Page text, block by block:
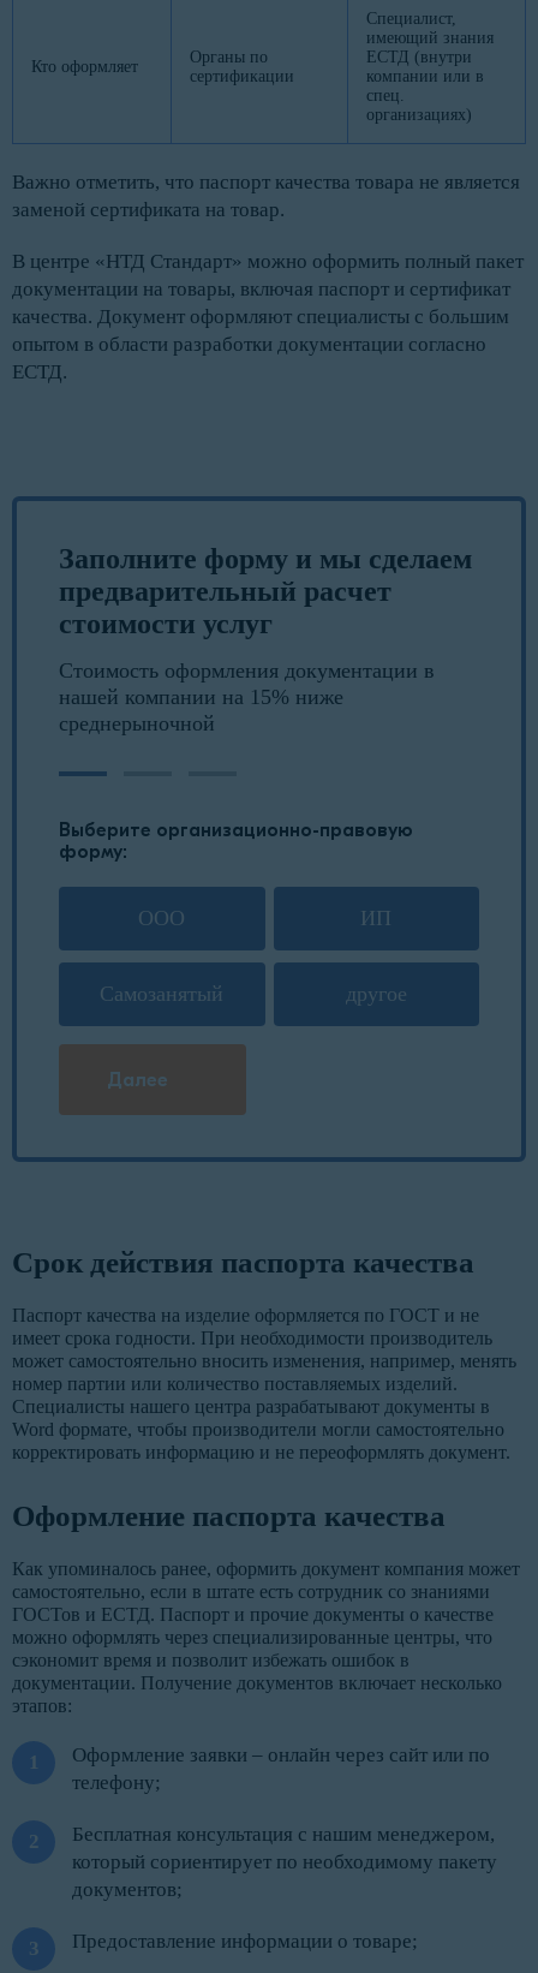
Кто оформляет
Органы по
сертификации
Специалист,
имеющий знания
ЕСТД (внутри
компании или в
спец.
организациях)
Важно отметить, что паспорт качества товара не является
заменой сертификата на товар.
В центре «НТД Стандарт» можно оформить полный пакет
документации на товары, включая паспорт и сертификат
качества. Документ оформляют специалисты с большим
опытом в области разработки документации согласно
ЕСТД.
Заполните форму и мы сделаем
предварительный расчет
стоимости услуг
Стоимость оформления документации в
нашей компании на 15% ниже
среднерыночной
Выберите организационно-правовую
форму:
ООО ИП
Самозанятый другое
Далее
Срок действия паспорта качества
Паспорт качества на изделие оформляется по ГОСТ и не
имеет срока годности. При необходимости производитель
может самостоятельно вносить изменения, например, менять
номер партии или количество поставляемых изделий.
Специалисты нашего центра разрабатывают документы в
Word формате, чтобы производители могли самостоятельно
корректировать информацию и не переоформлять документ.
Оформление паспорта качества
Как упоминалось ранее, оформить документ компания может
самостоятельно, если в штате есть сотрудник со знаниями
ГОСТов и ЕСТД. Паспорт и прочие документы о качестве
можно оформлять через специализированные центры, что
сэкономит время и позволит избежать ошибок в
документации. Получение документов включает несколько
этапов:
Оформление заявки – онлайн через сайт или по
телефону;
Бесплатная консультация с нашим менеджером,
который сориентирует по необходимому пакету
документов;
Предоставление информации о товаре;